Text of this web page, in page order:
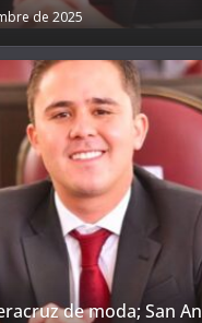
de 2025
de moda; San